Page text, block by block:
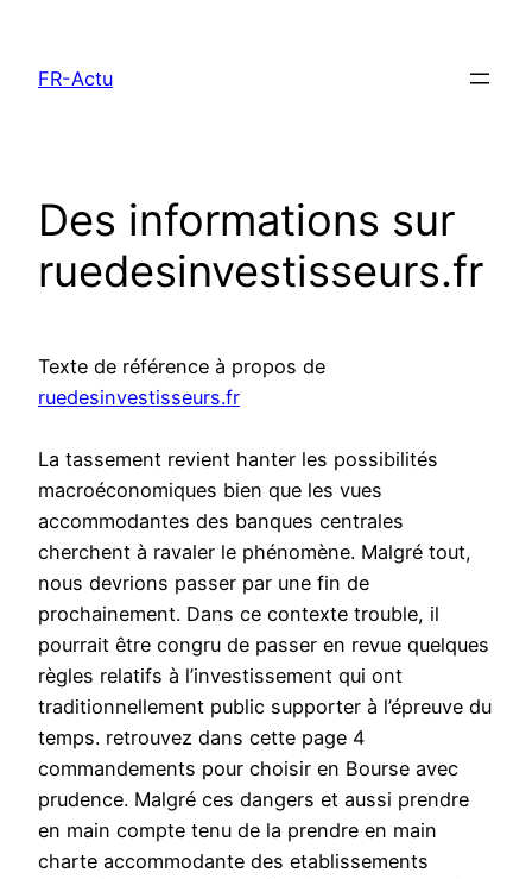
contenu
FR-Actu
Des informations sur
ruedesinvestisseurs.fr
Texte de référence à propos de
ruedesinvestisseurs.fr
La tassement revient hanter les possibilités
macroéconomiques bien que les vues
accommodantes des banques centrales
cherchent à ravaler le phénomène. Malgré tout,
nous devrions passer par une fin de
prochainement. Dans ce contexte trouble, il
pourrait être congru de passer en revue quelques
règles relatifs à l’investissement qui ont
traditionnellement public supporter à l’épreuve du
temps. retrouvez dans cette page 4
commandements pour choisir en Bourse avec
prudence. Malgré ces dangers et aussi prendre
en main compte tenu de la prendre en main
charte accommodante des etablissements